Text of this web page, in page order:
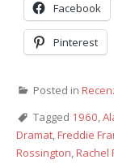
Facebook
Pinterest
Posted in
Tagged 1960,
Dramat,Freddie
Rossington,Rachel